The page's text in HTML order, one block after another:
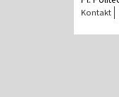
Kontakt